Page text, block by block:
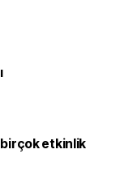
birçok etkinlik